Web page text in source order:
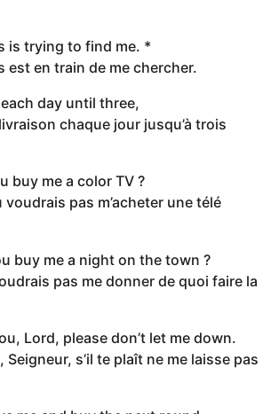
is trying to find me. *
est en train de me chercher.
day until three,
chaque jour jusqu’à trois
buy me a color TV ?
pas m’acheter une télé
buy me a night on the town ?
pas me donner de quoi faire la
Lord, please don’t let me down.
s’il te plaît ne me laisse pas